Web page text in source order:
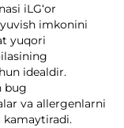
iLG‘or
imkonini
yuqori
idealdir.
bug
va allergenlarni